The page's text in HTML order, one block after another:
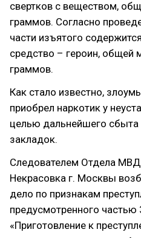
свертков с веществом,
граммов. Согласно
части изъятого
средство – героин, общей
граммов.
Как стало известно,
приобрел наркотик у
целью дальнейшего сбыта
закладок.
Следователем Отдела
Некрасовка г. Москвы
дело по признакам
предусмотренного
«Приготовление к